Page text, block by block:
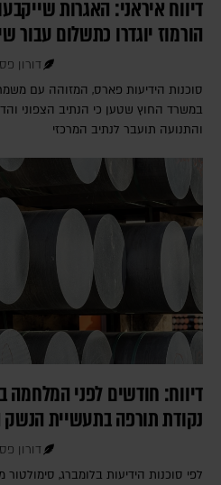
דיווח איראני: האגרות
הורמוז יוגדרו כתשלום עבור
דורון
סוכנות הידיעות פארס, המזוהה עם
במשרד החוץ שטען כי הנתיב הצפוני
והתנועה תועבר לנתיב המרכזי
דיווח: חודשים לפני המלחמה
נקודת תורפה בתעשיית
דורון
לפי סוכנות הידיעות בלומברג,